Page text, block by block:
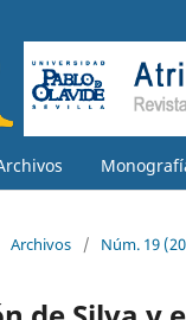
Archivos / Núm. 19